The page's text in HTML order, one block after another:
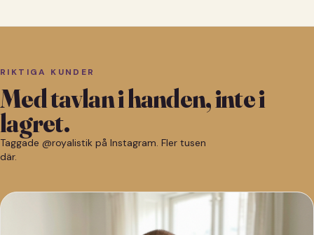
RIKTIGA KUNDER
Med tavlan i handen, inte i
lagret.
Taggade @royalistik på Instagram. Fler tusen
där.